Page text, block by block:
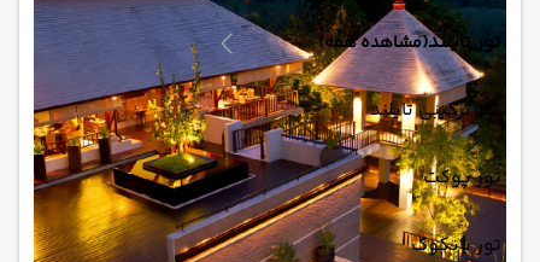
تور تایلند(مشاهده همه)
تور ترکیبی تایلند
تور پوکت
تور بانکوک